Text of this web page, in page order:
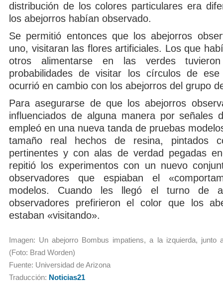
distribución de los colores particulares era
los abejorros habían observado.
Se permitió entonces que los abejorros
uno, visitaran las flores artificiales. Los que
otros alimentarse en las verdes
probabilidades de visitar los círculos de
ocurrió en cambio con los abejorros del grupo
Para asegurarse de que los abejorros
influenciados de alguna manera por señales
empleó en una nueva tanda de pruebas
tamaño real hechos de resina, pintados
pertinentes y con alas de verdad pegadas
repitió los experimentos con un nuevo
observadores que espiaban el
modelos. Cuando les llegó el turno de
observadores prefirieron el color que los
estaban «visitando».
Imagen: Un abejorro Bombus impatiens, a la izquierda, junto
(Foto: Brad Worden)
Fuente: Universidad de Arizona
Traducción: Noticias21